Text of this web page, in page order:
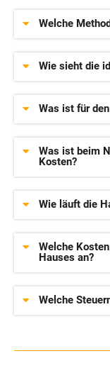
Welche
Wie sieht die
Was ist für
Was ist beim
Kosten?
Wie läuft die
Welche
Hauses an?
Welche